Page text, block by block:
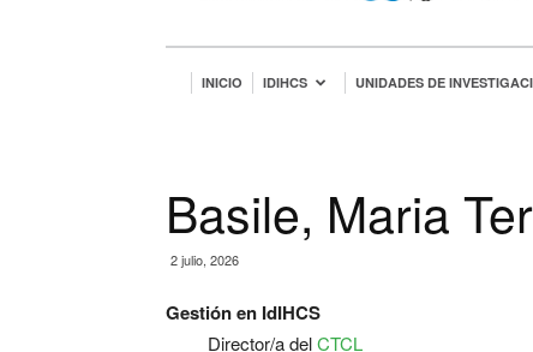
INICIO IDIHCS UNIDADES DE
Basile, Maria
2 julio, 2026
Gestión en IdIHCS
Director/a delCTCL